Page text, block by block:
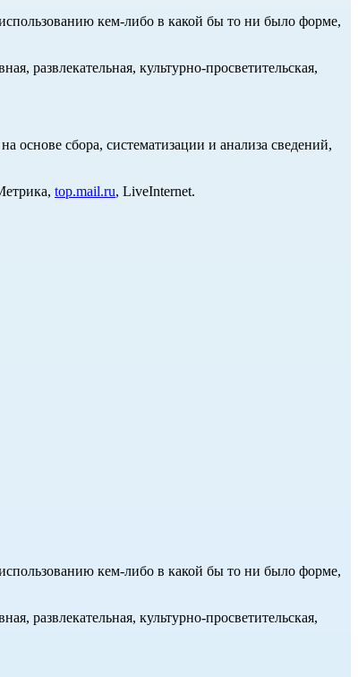
кем-либо в какой бы то ни было форме,
развлекательная, культурно-просветительская,
сбора, систематизации и анализа сведений,
top.mail.ru, LiveInternet.
кем-либо в какой бы то ни было форме,
развлекательная, культурно-просветительская,